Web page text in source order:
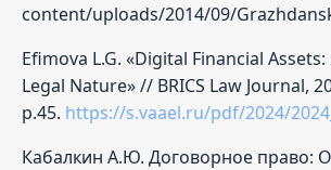
Efimova L.G. «Digital Financial
Legal Nature» // BRICS Law Journal,
p.45. https://s.vaael.ru/pdf/2024/
Кабалкин А.Ю. Договорное право: